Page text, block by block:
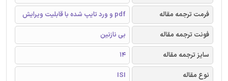
فرمت ترجمه مقاله
pdf و ورد تایپ شده با قابلیت ویرایش
فونت ترجمه مقاله
بی نازنین
سایز ترجمه مقاله
14
نوع مقاله
ISI